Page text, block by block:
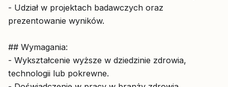
- Udział w projektach badawczych oraz
prezentowanie wyników.
## Wymagania:
- Wykształcenie wyższe w dziedzinie zdrowia,
technologii lub pokrewne.